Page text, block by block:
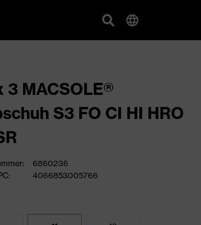
3 MACSOLE®
S3 FO CI HI HRO
6860236
4066853005766